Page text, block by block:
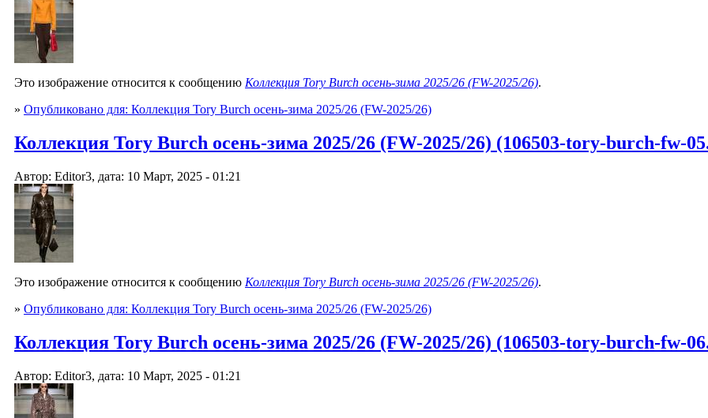
Это изображение относится к сообщению Коллекция Tory Burch осень-зима 2025/26 (FW-2025/26).
» Опубликовано для: Коллекция Tory Burch осень-зима 2025/26 (FW-2025/26)
Коллекция Tory Burch осень-зима 2025/26 (FW-2025/26) (106503-tory-burch-fw-
Автор: Editor3, дата: 10 Март, 2025 - 01:21
Это изображение относится к сообщению Коллекция Tory Burch осень-зима 2025/26 (FW-2025/26).
» Опубликовано для: Коллекция Tory Burch осень-зима 2025/26 (FW-2025/26)
Коллекция Tory Burch осень-зима 2025/26 (FW-2025/26) (106503-tory-burch-fw-
Автор: Editor3, дата: 10 Март, 2025 - 01:21